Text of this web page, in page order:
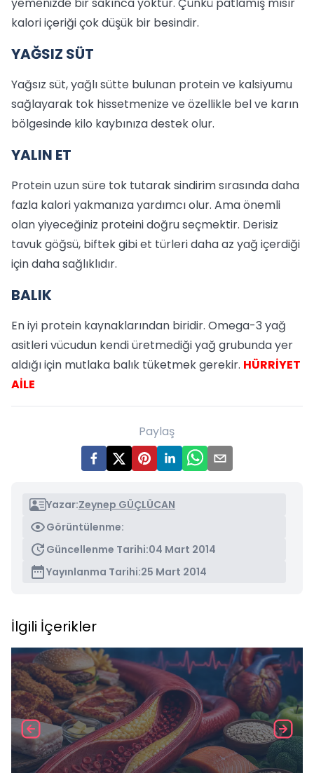
kalori içeriği çok düşük bir besindir.
YAĞSIZ SÜT
Yağsız süt, yağlı sütte bulunan protein ve kalsiyumu
sağlayarak tok hissetmenize ve özellikle bel ve karın
bölgesinde kilo kaybınıza destek olur.
YALIN ET
Protein uzun süre tok tutarak sindirim sırasında daha
fazla kalori yakmanıza yardımcı olur. Ama önemli
olan yiyeceğiniz proteini doğru seçmektir. Derisiz
tavuk göğsü, biftek gibi et türleri daha az yağ içerdiği
için daha sağlıklıdır.
BALIK
En iyi protein kaynaklarından biridir. Omega-3 yağ
asitleri vücudun kendi üretmediği yağ grubunda yer
aldığı için mutlaka balık tüketmek gerekir. HÜRRİYET
AİLE
Paylaş
Yazar:Zeynep GÜÇLÜCAN
Görüntülenme:
Güncellenme Tarihi:04 Mart 2014
Yayınlanma Tarihi:25 Mart 2014
İlgili İçerikler